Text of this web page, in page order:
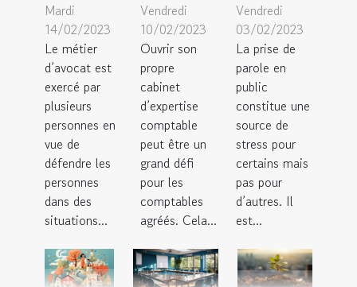
Mardi
14/02/2023
Le métier
d’avocat est
exercé par
plusieurs
personnes en
vue de
défendre les
personnes
dans des
situations...
Vendredi
10/02/2023
Ouvrir son
propre
cabinet
d’expertise
comptable
peut être un
grand défi
pour les
comptables
agréés. Cela...
Vendredi
03/02/2023
La prise de
parole en
public
constitue une
source de
stress pour
certains mais
pas pour
d’autres. Il
est...